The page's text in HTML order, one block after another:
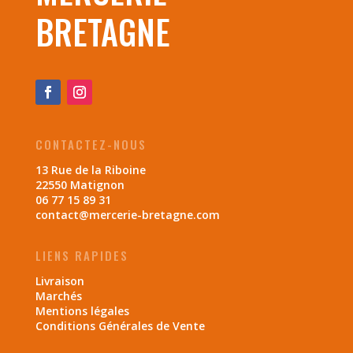
BRETAGNE
CONTACTEZ-NOUS
13 Rue de la Riboine
22550 Matignon
06 77 15 89 31
contact@mercerie-bretagne.com
LIENS RAPIDES
Livraison
Marchés
Mentions légales
Conditions Générales de Vente